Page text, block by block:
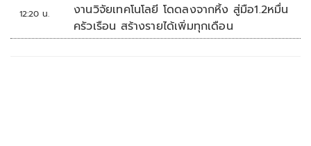
12:20 น.
งานวิจัยเทคโนโลยี โดดลงจากหิ้ง สู่มือ1.2หมื่น
ครัวเรือน สร้างรายได้เพิ่มทุกเดือน